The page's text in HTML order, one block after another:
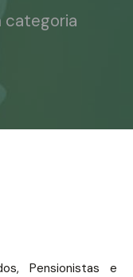
categoria
Pensionistas e